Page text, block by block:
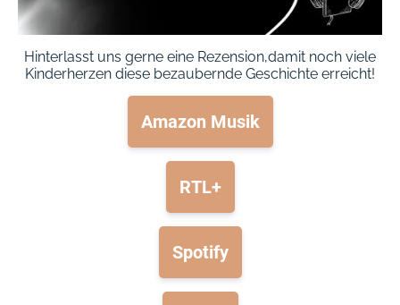
Hinterlasst uns gerne eine Rezension,damit noch viele
Kinderherzen diese bezaubernde Geschichte erreicht!
Amazon Musik
RTL+
Spotify